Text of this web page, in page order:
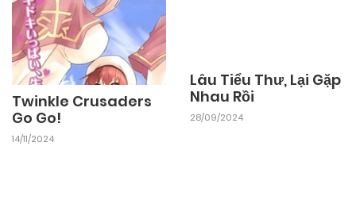
Twinkle Crusaders
Go Go!
14/11/2024
Lâu Tiểu Thư, Lại Gặp
Nhau Rồi